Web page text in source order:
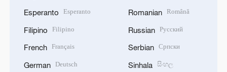
Esperanto Esperanto
Filipino Filipino
French Français
German Deutsch
Romanian Română
Russian Русский
Serbian Српски
Sinhala සිංහල